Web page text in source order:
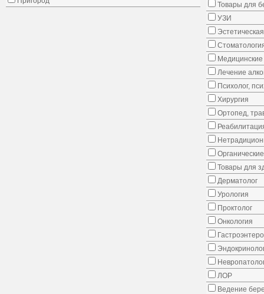
Товары для
УЗИ
Медицинские
Лечение
Психолог,
Хирургия
Ортопед,
Товары для
Дерматолог
Урология
Проктолог
Онкология
ЛОР
Ведение